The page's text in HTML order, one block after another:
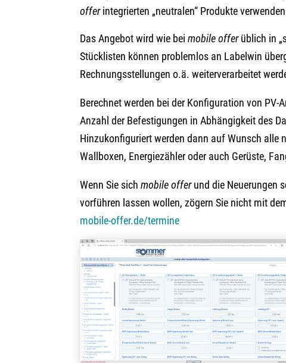
offerintegrierten „neutralen“ Produkte
Das Angebot wird wie beimobile offerüblich in
Stücklisten können problemlos an Labelwin
Rechnungsstellungen o.ä. weiterverarbeitet
Berechnet werden bei der Konfiguration von
Anzahl der Befestigungen in Abhängigkeit des
Hinzukonfiguriert werden dann auf Wunsch alle
Wallboxen, Energiezähler oder auch Gerüste,
Wenn Sie sichmobile offerund die Neuerungen
vorführen lassen wollen, zögern Sie nicht mit
mobile-offer.de/termine